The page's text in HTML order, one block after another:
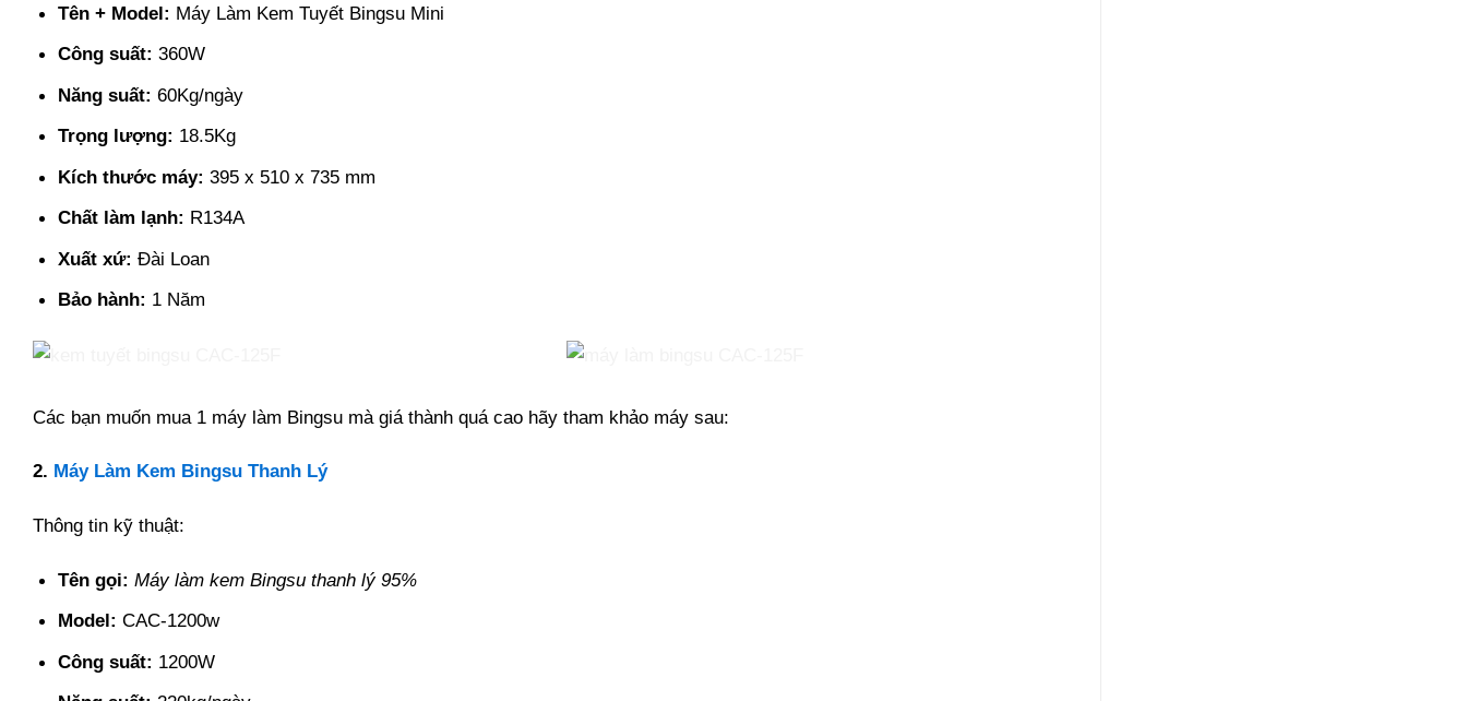
Tên + Model: Máy Làm Kem Tuyết Bingsu Mini
Công suất: 360W
Năng suất: 60Kg/ngày
Trọng lượng: 18.5Kg
Kích thước máy: 395 x 510 x 735 mm
Chất làm lạnh: R134A
Xuất xứ: Đài Loan
Bảo hành: 1 Năm
Các bạn muốn mua 1 máy làm Bingsu mà giá thành quá cao hãy tham khảo máy sau:
2. Máy Làm Kem Bingsu Thanh Lý
Thông tin kỹ thuật:
Tên gọi: Máy làm kem Bingsu thanh lý 95%
Model: CAC-1200w
Công suất: 1200W